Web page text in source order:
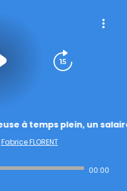
à temps plein, un
Fabrice FLORENT
00:00